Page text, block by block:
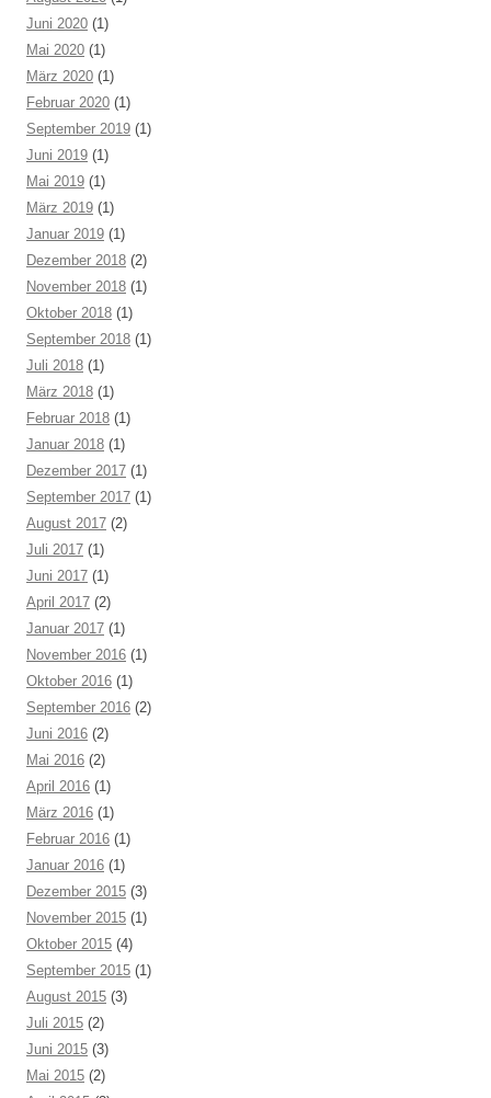
Juni 2020 (1)
Mai 2020 (1)
März 2020 (1)
Februar 2020 (1)
September 2019 (1)
Juni 2019 (1)
Mai 2019 (1)
März 2019 (1)
Januar 2019 (1)
Dezember 2018 (2)
November 2018 (1)
Oktober 2018 (1)
September 2018 (1)
Juli 2018 (1)
März 2018 (1)
Februar 2018 (1)
Januar 2018 (1)
Dezember 2017 (1)
September 2017 (1)
August 2017 (2)
Juli 2017 (1)
Juni 2017 (1)
April 2017 (2)
Januar 2017 (1)
November 2016 (1)
Oktober 2016 (1)
September 2016 (2)
Juni 2016 (2)
Mai 2016 (2)
April 2016 (1)
März 2016 (1)
Februar 2016 (1)
Januar 2016 (1)
Dezember 2015 (3)
November 2015 (1)
Oktober 2015 (4)
September 2015 (1)
August 2015 (3)
Juli 2015 (2)
Juni 2015 (3)
Mai 2015 (2)